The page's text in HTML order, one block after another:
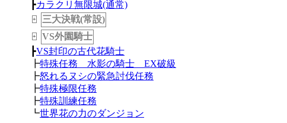
┣カラクリ無限城(通常)
+ 三大決戦(常設)
+
VS外園騎士
┣VS封印の古代花騎士
┣特殊任務 水影の騎士 EX破級
┣怒れるヌシの緊急討伐任務
┣特殊極限任務
┣特殊訓練任務
┗世界花の力のダンジョン